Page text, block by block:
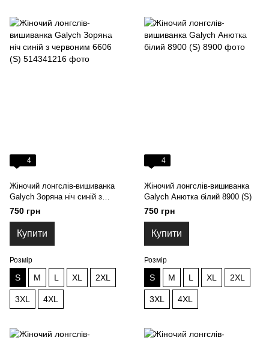
4
Жіночий лонгслів-вишиванка
Galych Зоряна ніч синій з
червоним 6606 (S)
750 грн
Купити
Розмір
S M L XL 2XL
3XL 4XL
4
Жіночий лонгслів-вишиванка
Galych Анютка білий 8900 (S)
750 грн
Купити
Розмір
S M L XL 2XL
3XL 4XL